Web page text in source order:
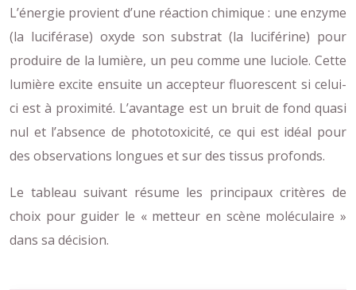
L’énergie provient d’une réaction chimique : une enzyme
(la luciférase) oxyde son substrat (la luciférine) pour
produire de la lumière, un peu comme une luciole. Cette
lumière excite ensuite un accepteur fluorescent si celui-
ci est à proximité. L’avantage est un bruit de fond quasi
nul et l’absence de phototoxicité, ce qui est idéal pour
des observations longues et sur des tissus profonds.
Le tableau suivant résume les principaux critères de
choix pour guider le « metteur en scène moléculaire »
dans sa décision.